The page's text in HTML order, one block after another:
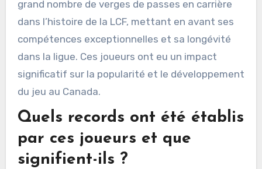
grand nombre de verges de passes en carrière
dans l’histoire de la LCF, mettant en avant ses
compétences exceptionnelles et sa longévité
dans la ligue. Ces joueurs ont eu un impact
significatif sur la popularité et le développement
du jeu au Canada.
Quels records ont été établis
par ces joueurs et que
signifient-ils ?